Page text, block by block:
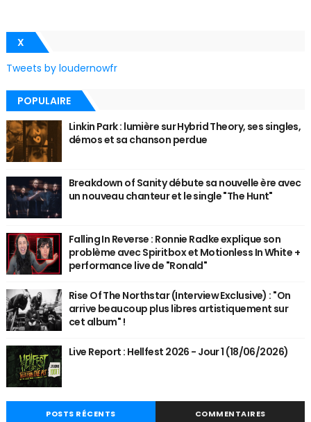
X
Tweets by loudernowfr
POPULAIRE
Linkin Park : lumière sur Hybrid Theory, ses singles,
démos et sa chanson perdue
Breakdown of Sanity débute sa nouvelle ère avec
un nouveau chanteur et le single "The Hunt"
Falling In Reverse : Ronnie Radke explique son
problème avec Spiritbox et Motionless In White +
performance live de "Ronald"
Rise Of The Northstar (Interview Exclusive) : "On
arrive beaucoup plus libres artistiquement sur
cet album" !
Live Report : Hellfest 2026 - Jour 1 (18/06/2026)
POSTS RÉCENTS COMMENTAIRES